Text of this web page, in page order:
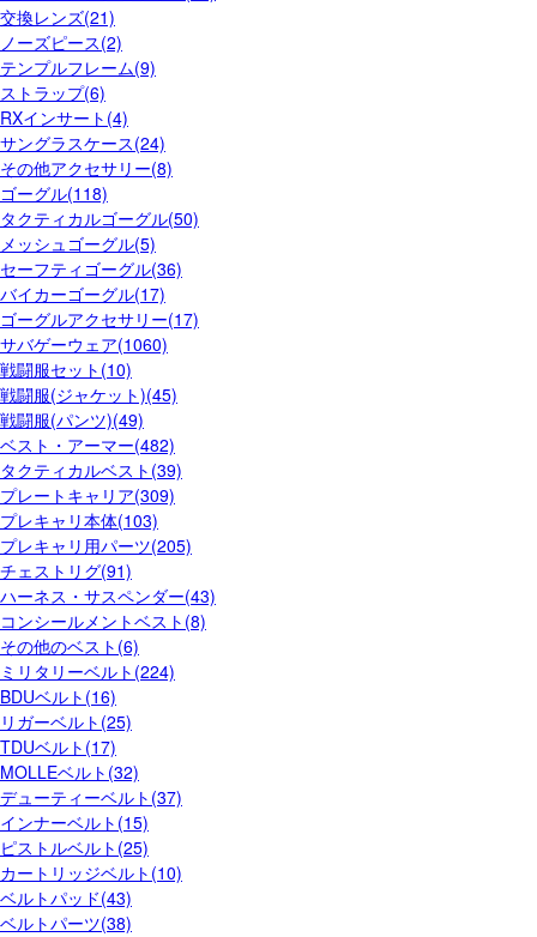
交換レンズ(21)
ノーズピース(2)
テンプルフレーム(9)
ストラップ(6)
RXインサート(4)
サングラスケース(24)
その他アクセサリー(8)
ゴーグル(118)
タクティカルゴーグル(50)
メッシュゴーグル(5)
セーフティゴーグル(36)
バイカーゴーグル(17)
ゴーグルアクセサリー(17)
サバゲーウェア(1060)
戦闘服セット(10)
戦闘服(ジャケット)(45)
戦闘服(パンツ)(49)
ベスト・アーマー(482)
タクティカルベスト(39)
プレートキャリア(309)
プレキャリ本体(103)
プレキャリ用パーツ(205)
チェストリグ(91)
ハーネス・サスペンダー(43)
コンシールメントベスト(8)
その他のベスト(6)
ミリタリーベルト(224)
BDUベルト(16)
リガーベルト(25)
TDUベルト(17)
MOLLEベルト(32)
デューティーベルト(37)
インナーベルト(15)
ピストルベルト(25)
カートリッジベルト(10)
ベルトパッド(43)
ベルトパーツ(38)